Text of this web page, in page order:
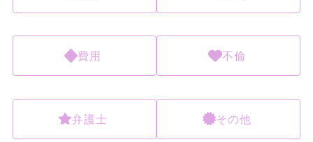
費用 不倫
弁護士 その他